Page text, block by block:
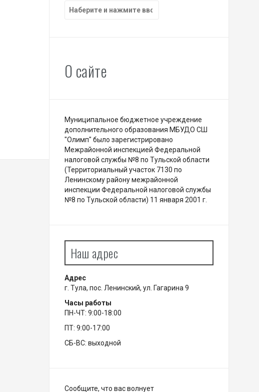
Найти:
О сайте
Муниципальное бюджетное учреждение
дополнительного образования МБУДО СШ
"Олимп" было зарегистрировано
Межрайонной инспекцией Федеральной
налоговой службы №8 по Тульской области
(Территориальный участок 7130 по
Ленинскому району межрайонной
инспекции Федеральной налоговой службы
№8 по Тульской области) 11 января 2001 г.
Наш адрес
Адрес
г. Тула, пос. Ленинский, ул. Гагарина 9
Часы работы
ПН-ЧТ: 9:00-18:00
ПТ: 9:00-17:00
СБ-ВС: выходной
Сообщите, что вас волнует